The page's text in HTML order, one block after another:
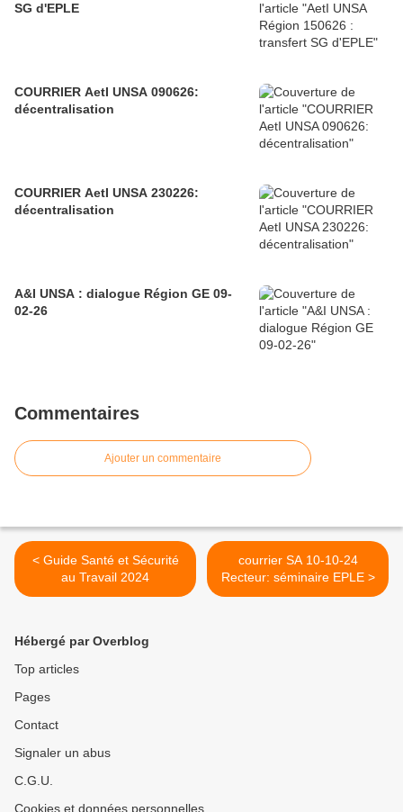
SG d'EPLE
COURRIER AetI UNSA 090626:
décentralisation
COURRIER AetI UNSA 230226:
décentralisation
A&I UNSA : dialogue Région GE 09-
02-26
Commentaires
Ajouter un commentaire
< Guide Santé et Sécurité
au Travail 2024
courrier SA 10-10-24
Recteur: séminaire EPLE >
Hébergé par Overblog
Top articles
Pages
Contact
Signaler un abus
C.G.U.
Cookies et données personnelles